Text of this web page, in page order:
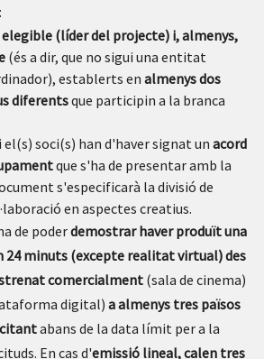
(líder del projecte) i, almenys,
(és a dir, que no sigui una entitat
establerts en almenys dos
diferentsque participin a la branca
soci(s) han d'haver signat un acord
que s'ha de presentar amb la
s'especificarà la divisió de
en aspectes creatius.
de poderdemostrar haver produït una
24 minuts (excepte realitat virtual) des
comercialment (sala de cinema)
digital) a almenys tres països
abans de la data límit per a la
En cas d'emissió lineal, calen tres